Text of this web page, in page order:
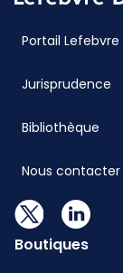
Portail Lefebvre
Jurisprudence
Bibliothèque
Nous contacter
Boutiques